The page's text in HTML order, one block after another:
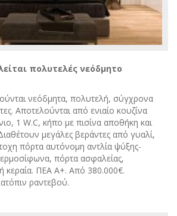
πολυτελές νεόδμητο
νεόδμητα, πολυτελή, σύγχρονα
Αποτελούνται από ενιαίο κουζίνα
1 W.C, κήπο με πισίνα αποθήκη και
μεγάλες βεράντες από γυαλί,
πόρτα αυτόνομη αντλία ψύξης-
πόρτα ασφαλείας,
κεραία. ΠΕΑ Α+. Από 380.000€.
ραντεβού.